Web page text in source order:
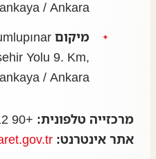
/ Ankara
מיקום Eskişehir Yolu:
Yolu 9. Km,
/ Ankara
מרכזייה טלפונית: +90 312 204 75 00
אתר אינטרנט: